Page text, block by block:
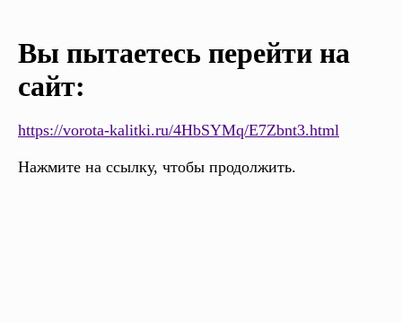
Вы пытаетесь перейти на
сайт:
https://vorota-kalitki.ru/4HbSYMq/E7Zbnt3.html
Нажмите на ссылку, чтобы продолжить.